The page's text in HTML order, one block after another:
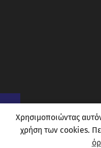
.
Χρησιμοποιώντας
χρήση των cookies.